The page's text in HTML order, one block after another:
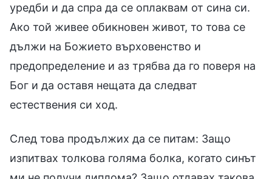
уредби и да спра да се оплаквам от сина си.
Ако той живее обикновен живот, то това се
дължи на Божието върховенство и
предопределение и аз трябва да го поверя на
Бог и да оставя нещата да следват
естествения си ход.
След това продължих да се питам: Защо
изпитвах толкова голяма болка, когато синът